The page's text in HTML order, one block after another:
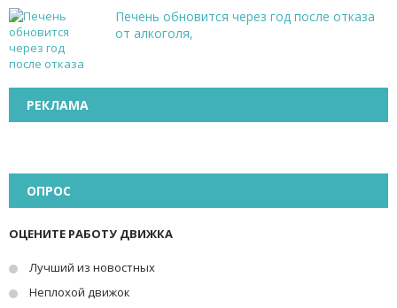
Печень обновится через год после отказа
от алкоголя,
РЕКЛАМА
ОПРОС
ОЦЕНИТЕ РАБОТУ ДВИЖКА
Лучший из новостных
Неплохой движок